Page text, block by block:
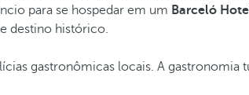
para se hospedar em um Barceló
destino histórico.
gastronômicas locais. A